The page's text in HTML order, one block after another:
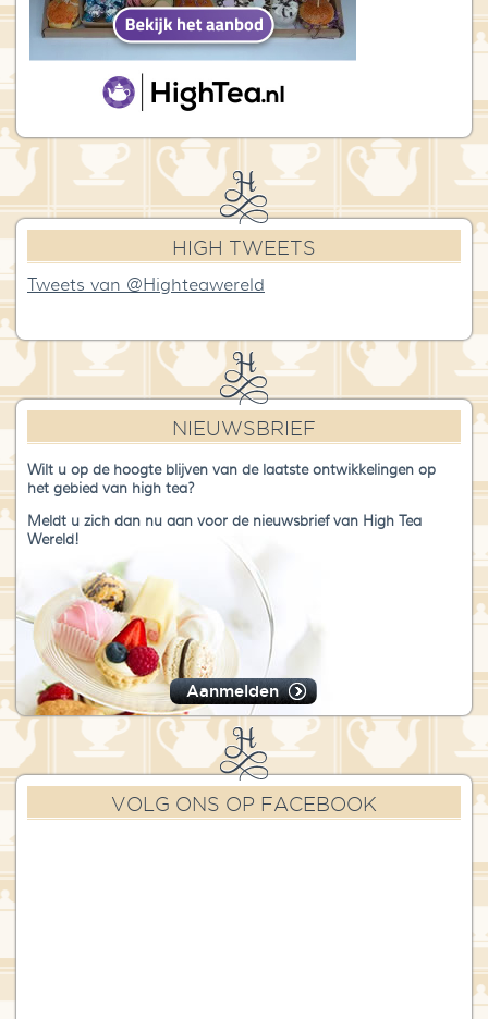
HIGH TWEETS
Tweets van @Highteawereld
NIEUWSBRIEF
Wilt u op de hoogte blijven van de laatste ontwikkelingen op
het gebied van high tea?
Meldt u zich dan nu aan voor de nieuwsbrief van High Tea
Wereld!
Aanmelden
VOLG ONS OP FACEBOOK